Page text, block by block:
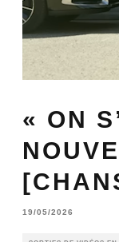
« ON
19/05/2026